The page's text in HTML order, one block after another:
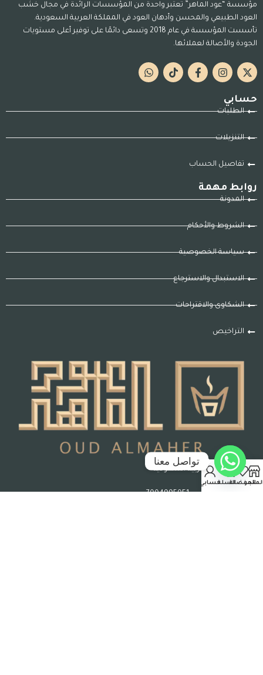
مؤسسة “عود الماهر” تعتبر واحدة من المؤسسات الرائدة في مجال خشب
العود الطبيعي والمحسن وأدهان العود في المملكة العربية السعودية.
تأسست المؤسسة في عام 2018 وتسعى دائمًا على توفير أعلى مستويات
الجودة والأصالة لعملائها.
حسابي
الطلبات
التنزيلات
تفاصيل الحساب
روابط مهمة
المدونة
الشروط والأحكام
سياسة الخصوصية
الاستبدال والاسترجاع
الشكاوى والاقتراحات
التراخيص
جدة – المملكة العربية السعودية
رقم السجل التجاري : 7004995051
المفضلةالسلةحسابي
تواصل معنا